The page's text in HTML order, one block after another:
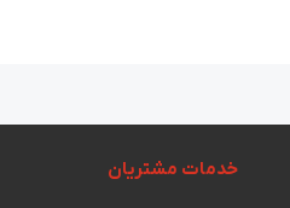
خدمات مشتریان